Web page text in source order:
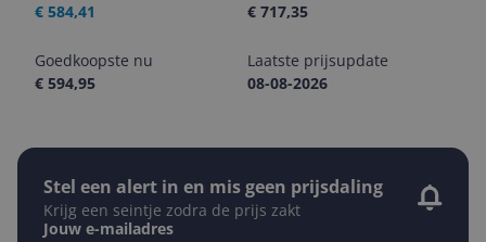
€ 584,41
€ 717,35
Goedkoopste nu
€ 594,95
Laatste prijsupdate
08-08-2026
Stel een alert in en mis geen prijsdaling
Krijg een seintje zodra de prijs zakt
Jouw e-mailadres